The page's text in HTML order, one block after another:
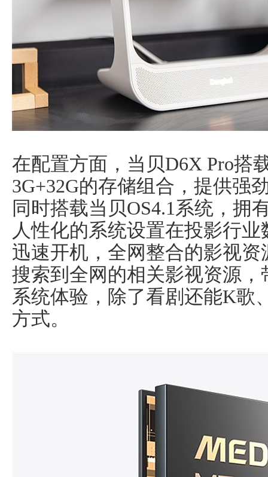
在配置方面，当贝D6X Pro搭
3G+32G的存储组合，提供强
同时搭载当贝OS4.1系统，拥
人性化的系统设置在投影行
迅速开机，全网整合的影视
搜索到全网的相关影视资源
系统体验，除了看剧还能K歌
方式。